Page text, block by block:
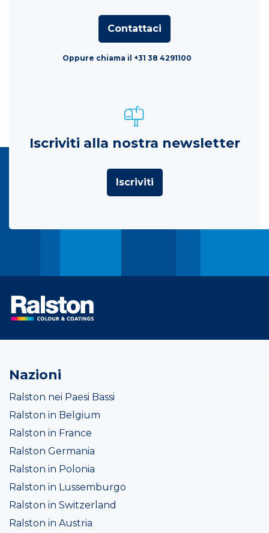
Contattaci
Oppure chiama il +31 38 4291100
Iscriviti alla nostra newsletter
Iscriviti
Nazioni
Ralston nei Paesi Bassi
Ralston in Belgium
Ralston in France
Ralston Germania
Ralston in Polonia
Ralston in Lussemburgo
Ralston in Switzerland
Ralston in Austria